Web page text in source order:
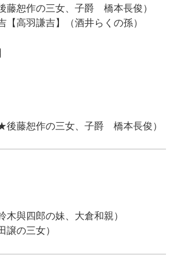
恕作の三女、子爵 橋本長俊）
羽謙吉】（酒井らくの孫）
藤恕作の三女、子爵 橋本長俊）
四郎の妹、大倉和親）
の三女）